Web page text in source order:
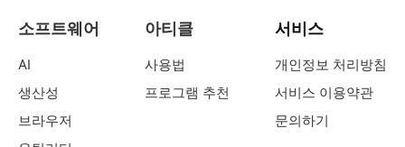
소프트웨어
AI
생산성
브라우저
아티클
사용법
프로그램 추천
서비스
개인정보 처리방침
서비스 이용약관
문의하기